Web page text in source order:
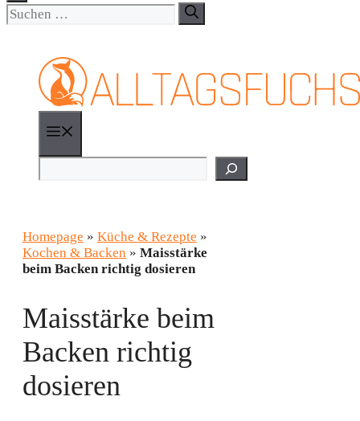
Suchen
nach:
Homepage » Küche & Rezepte »
Kochen & Backen » Maisstärke
beim Backen richtig dosieren
Maisstärke beim
Backen richtig
dosieren